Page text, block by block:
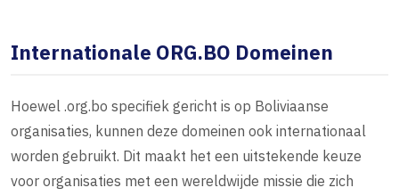
Internationale ORG.BO Domeinen
Hoewel .org.bo specifiek gericht is op Boliviaanse
organisaties, kunnen deze domeinen ook internationaal
worden gebruikt. Dit maakt het een uitstekende keuze
voor organisaties met een wereldwijde missie die zich